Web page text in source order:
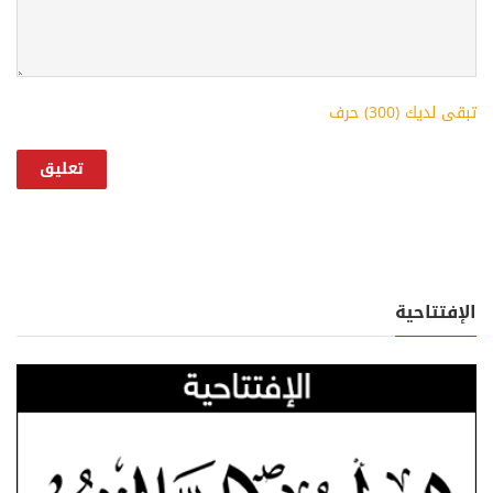
تبقى لديك (300) حرف
الإفتتاحية